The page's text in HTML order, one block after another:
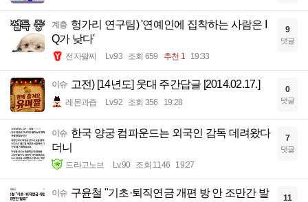
계층 헝가리 연구팀) '연예인에 집착하는 사람은 I
Q가 낮다'
전자팔찌 Lv.93 조회 659 추천 1 19:33
9
댓글
이슈 고전) [14년도] 웃대 주간답글 [2014.02.17.]
레몬과즙 Lv.92 조회 356 19:28
0
댓글
이슈 한국 양궁 컴파운드는 외국인 감독 데려왔다
더니
드라고노브 Lv.90 조회 1146 19:27
7
댓글
이슈 구윤철 "기초·퇴직연금 개편 방 안 조만간 발
11